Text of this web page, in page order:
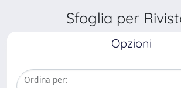
Sfoglia per
Opzioni
Ordina per: